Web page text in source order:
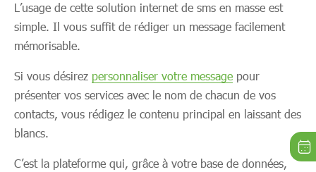
L’usage de cette solution internet de sms en masse est
simple. Il vous suffit de rédiger un message facilement
mémorisable.
Si vous désirez personnaliser votre message pour
présenter vos services avec le nom de chacun de vos
contacts, vous rédigez le contenu principal en laissant des
blancs.
C’est la plateforme qui, grâce à votre base de données,